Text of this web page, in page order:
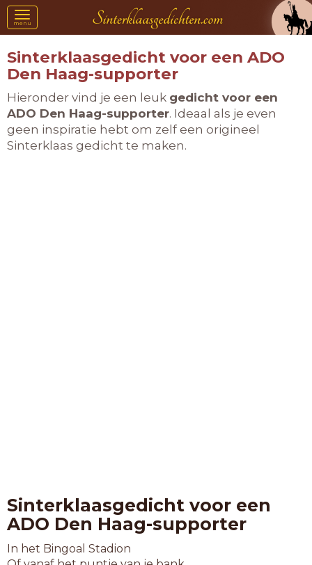
Toggle
navigation
menu
Sinterklaasgedicht voor een ADO
Den Haag-supporter
Hieronder vind je een leuk gedicht voor een
ADO Den Haag-supporter. Ideaal als je even
geen inspiratie hebt om zelf een origineel
Sinterklaas gedicht te maken.
Sinterklaasgedicht voor een
ADO Den Haag-supporter
In het Bingoal Stadion